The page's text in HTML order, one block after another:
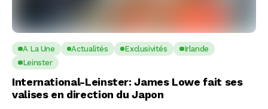
A La Une Actualités Exclusivités
Irlande
Leinster
International-Leinster: James Lowe fait ses
valises en direction du Japon